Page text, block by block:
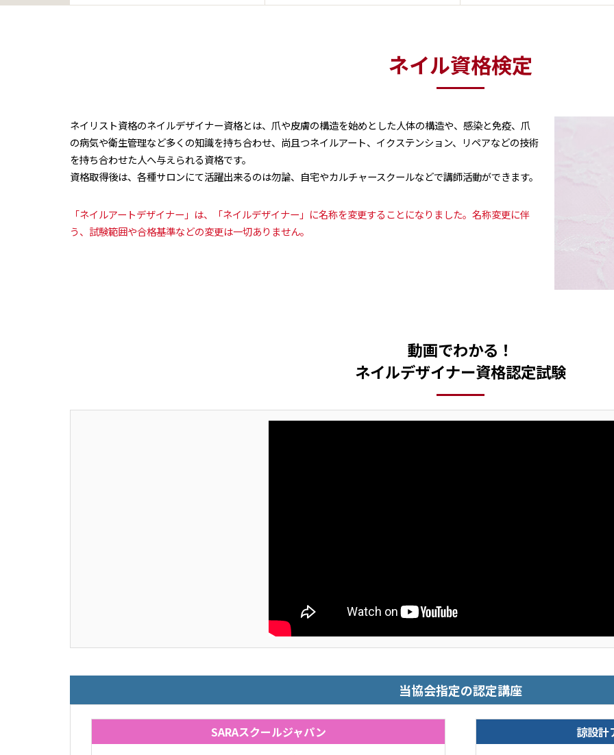
ネイル資格検定
ネイリスト資格のネイルデザイナー資格とは、爪や皮膚の構造を始めとした人体の構造や、感染と免疫、爪
の病気や衛生管理など多くの知識を持ち合わせ、尚且つネイルアート、イクステンション、リペアなどの技術
を持ち合わせた人へ与えられる資格です。
資格取得後は、各種サロンにて活躍出来るのは勿論、自宅やカルチャースクールなどで講師活動ができます。
「ネイルアートデザイナー」は、「ネイルデザイナー」に名称を変更することになりました。名称変更に伴
う、試験範囲や合格基準などの変更は一切ありません。
動画でわかる！
ネイルデザイナー資格認定試験
当協会指定の認定講座
SARAスクールジャパン
諒設計